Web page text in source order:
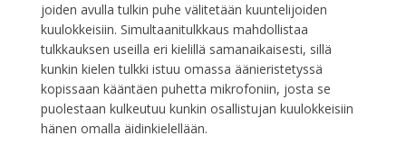
joiden avulla tulkin puhe välitetään kuuntelijoiden
kuulokkeisiin. Simultaanitulkkaus mahdollistaa
tulkkauksen useilla eri kielillä samanaikaisesti, sillä
kunkin kielen tulkki istuu omassa äänieristetyssä
kopissaan kääntäen puhetta mikrofoniin, josta se
puolestaan kulkeutuu kunkin osallistujan kuulokkeisiin
hänen omalla äidinkielellään.